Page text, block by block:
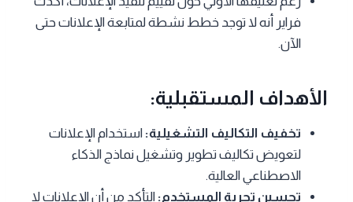
فراير أنه لا توجد خطط نشطة لمتابعة الإعلانات حتى
الآن.
الأهداف المستقبلية:
تخفيف التكاليف التشغيلية: استخدام الإعلانات
لتعويض تكاليف تطوير وتشغيل نماذج الذكاء
الاصطناعي العالية.
تحسين تجربة المستخدم: التأكد من أن الإعلانات لا